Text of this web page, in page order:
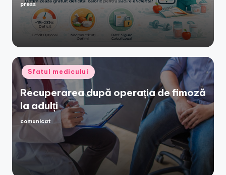
Posted
press
Posted
in
Sfatul medicului
Recuperarea după operația de fimoză
la adulți
Posted
by
comunicat